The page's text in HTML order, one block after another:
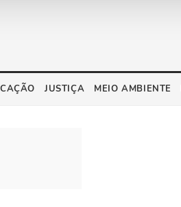
JUSTIÇA MEIO AMBIENTE